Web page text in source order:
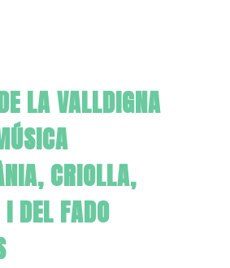
LA VALLDIGNA
CRIOLLA,
DEL FADO